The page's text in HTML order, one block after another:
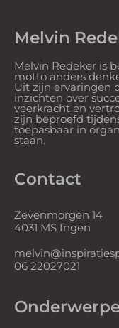
Melvin
Melvin Redeker is
motto anders
Uit zijn ervaringen
inzichten over
veerkracht en
zijn beproefd
toepasbaar in
staan.
Contact
Zevenmorgen 14
4031 MS Ingen
06 22027021